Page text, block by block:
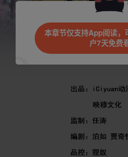
本章节仅支持App阅读，
户7天免费